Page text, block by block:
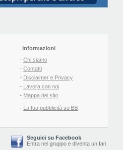
Informazioni
- Chi siamo
- Contatti
- Disclaimer e Privacy
- Lavora con noi
- Mappa del sito
- La tua pubblicità su BB
Seguici su Facebook
Entra nel gruppo e diventa un fan